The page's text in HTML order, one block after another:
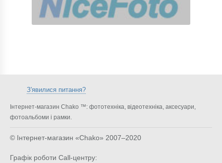
З'явилися питання?
Інтернет-магазин Chako ™: фототехніка, відеотехніка, аксесуари,
фотоальбоми і рамки.
© Інтернет-магазин «Chako» 2007–2020
Графік роботи Call-центру: